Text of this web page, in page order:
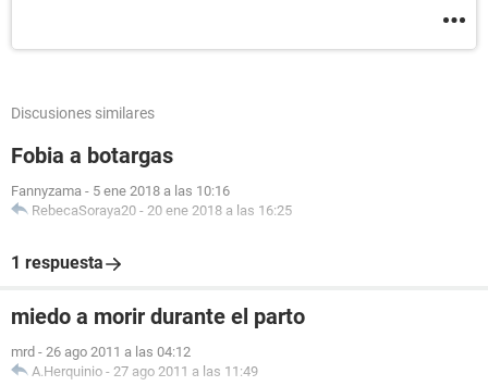
Discusiones similares
Fobia a botargas
Fannyzama - 5 ene 2018 a las 10:16
RebecaSoraya20 - 20 ene 2018 a las 16:25
1 respuesta
miedo a morir durante el parto
mrd - 26 ago 2011 a las 04:12
A.Herquinio - 27 ago 2011 a las 11:49